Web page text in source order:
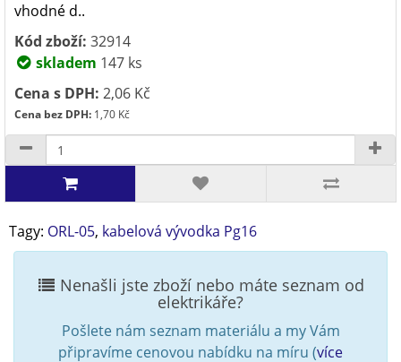
vhodné d..
Kód zboží: 32914
skladem 147 ks
Cena s DPH: 2,06 Kč
Cena bez DPH: 1,70 Kč
Tagy: ORL-05, kabelová vývodka Pg16
Nenašli jste zboží nebo máte seznam od
elektrikáře?
Pošlete nám seznam materiálu a my Vám
připravíme cenovou nabídku na míru (více